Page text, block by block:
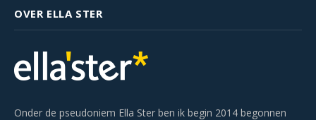
OVER ELLA STER
Onder de pseudoniem Ella Ster ben ik begin 2014 begonnen